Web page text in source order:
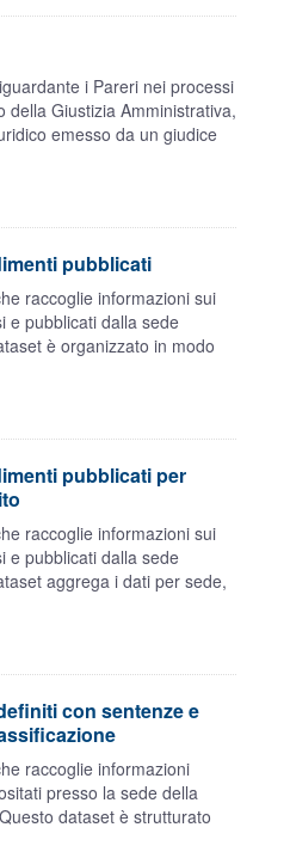
i Pareri nei processi
della Giustizia Amministrativa,
emesso da un giudice
pubblicati
raccoglie informazioni sui
e pubblicati dalla sede
è organizzato in modo
pubblicati per
raccoglie informazioni sui
e pubblicati dalla sede
aggrega i dati per sede,
con sentenze e
raccoglie informazioni
presso la sede della
dataset è strutturato